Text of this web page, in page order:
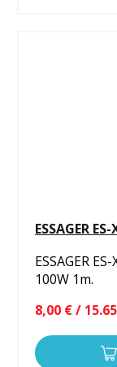
ESSAGER
ESSAGER
100W 1m.
8,00 € /